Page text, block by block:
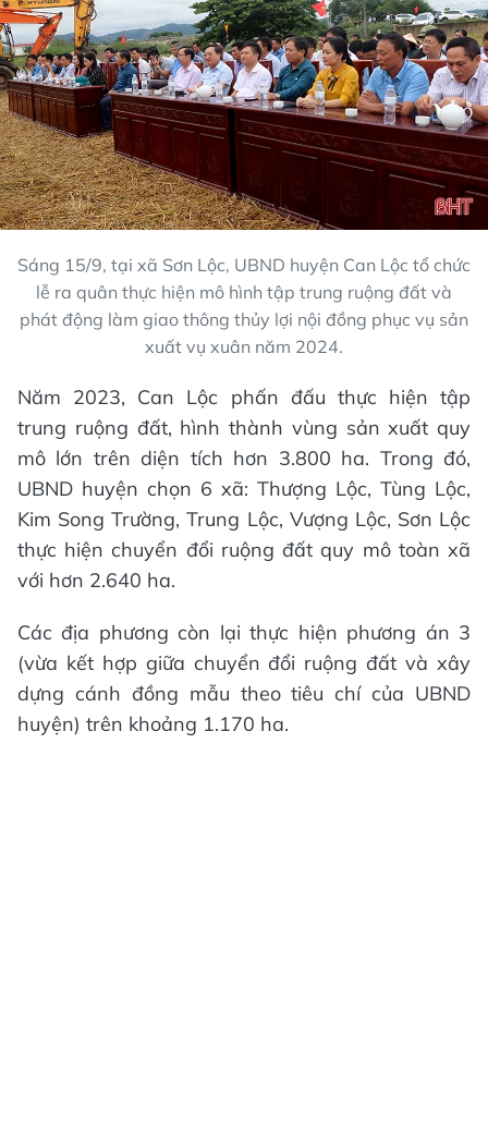
Sáng 15/9, tại xã Sơn Lộc, UBND huyện Can Lộc tổ chức
lễ ra quân thực hiện mô hình tập trung ruộng đất và
phát động làm giao thông thủy lợi nội đồng phục vụ sản
xuất vụ xuân năm 2024.
Năm 2023, Can Lộc phấn đấu thực hiện tập
trung ruộng đất, hình thành vùng sản xuất quy
mô lớn trên diện tích hơn 3.800 ha. Trong đó,
UBND huyện chọn 6 xã: Thượng Lộc, Tùng Lộc,
Kim Song Trường, Trung Lộc, Vượng Lộc, Sơn Lộc
thực hiện chuyển đổi ruộng đất quy mô toàn xã
với hơn 2.640 ha.
Các địa phương còn lại thực hiện phương án 3
(vừa kết hợp giữa chuyển đổi ruộng đất và xây
dựng cánh đồng mẫu theo tiêu chí của UBND
huyện) trên khoảng 1.170 ha.